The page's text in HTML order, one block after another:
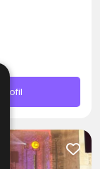
Profil